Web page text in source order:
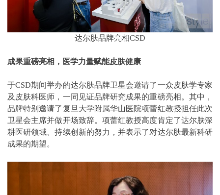
达尔肤品牌亮相CSD
成果重磅亮相，医学力量赋能皮肤健康
于CSD期间举办的达尔肤品牌卫星会邀请了一众皮肤学专家
及皮肤科医师，一同见证品牌研究成果的重磅亮相。其中，
品牌特别邀请了复旦大学附属华山医院项蕾红教授担任此次
卫星会主席并做开场致辞。项蕾红教授高度肯定了达尔肤深
耕医研领域、持续创新的努力，并表示了对达尔肤最新科研
成果的期望。